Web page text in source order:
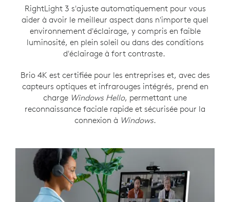
RightLight 3 s'ajuste automatiquement pour vous
aider à avoir le meilleur aspect dans n'importe quel
environnement d'éclairage, y compris en faible
luminosité, en plein soleil ou dans des conditions
d'éclairage à fort contraste.
Brio 4K est certifiée pour les entreprises et, avec des
capteurs optiques et infrarouges intégrés, prend en
charge Windows Hello, permettant une
reconnaissance faciale rapide et sécurisée pour la
connexion à Windows.